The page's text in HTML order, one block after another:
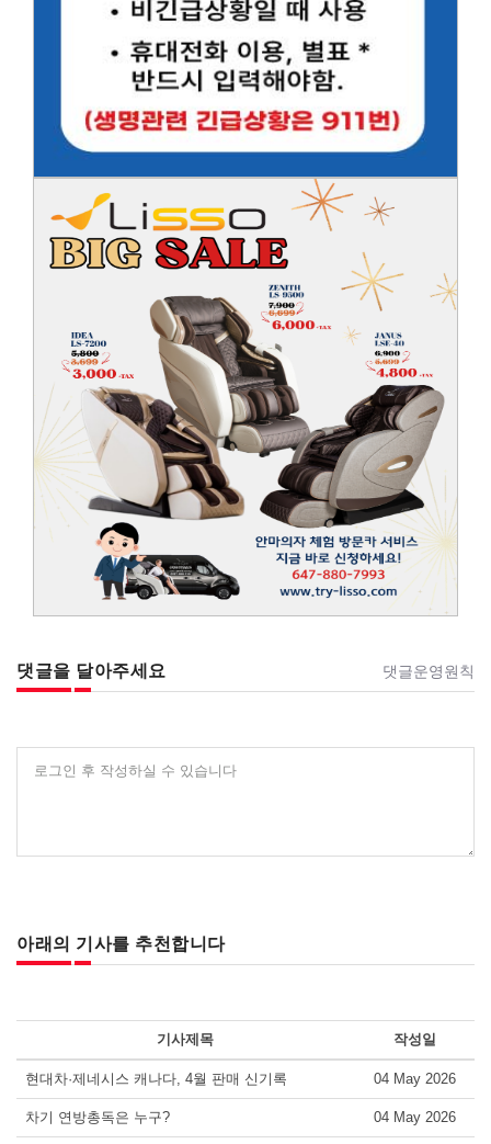
댓글을 달아주세요 댓글운영원칙
로그인 후 작성하실 수 있습니다
아래의 기사를 추천합니다
기사제목 작성일
현대차·제네시스 캐나다, 4월 판매 신기록 04 May 2026
차기 연방총독은 누구? 04 May 2026